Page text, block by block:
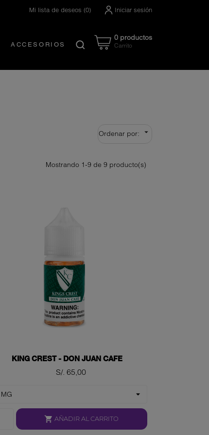
Mi lista de deseos (0) Iniciar sesión
ACCESORIOS
0 productos
Carrito
Ordenar por: 
Mostrando 1-9 de 9 producto(s)
KING CREST - DON JUAN CAFE
Precio
S/. 65,00
 AÑADIR AL CARRITO